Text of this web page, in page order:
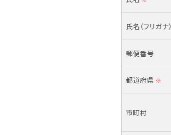
氏名（フリガナ）
郵便番号
都道府県 ※
市町村